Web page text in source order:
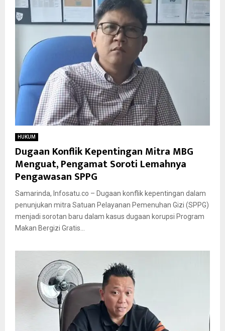
HUKUM
Dugaan Konflik Kepentingan Mitra MBG
Menguat, Pengamat Soroti Lemahnya
Pengawasan SPPG
Samarinda, Infosatu.co – Dugaan konflik kepentingan dalam
penunjukan mitra Satuan Pelayanan Pemenuhan Gizi (SPPG)
menjadi sorotan baru dalam kasus dugaan korupsi Program
Makan Bergizi Gratis...